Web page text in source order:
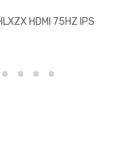
HDMI 75HZ IPS